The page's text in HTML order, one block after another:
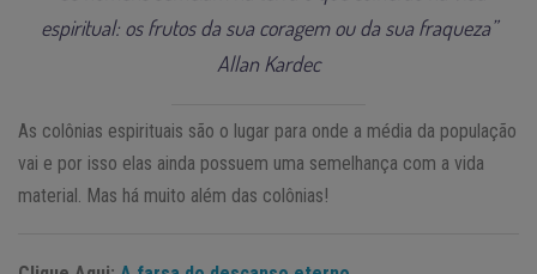
espiritual: os frutos da sua coragem ou da sua fraqueza”
Allan Kardec
As colônias espirituais são o lugar para onde a média da população
vai e por isso elas ainda possuem uma semelhança com a vida
material. Mas há muito além das colônias!